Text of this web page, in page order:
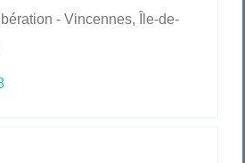
- Vincennes, Île-de-